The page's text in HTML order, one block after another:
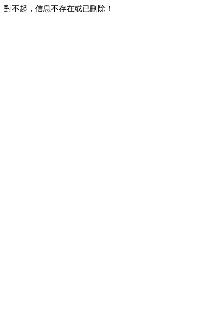
對不起，信息不存在或已刪除！